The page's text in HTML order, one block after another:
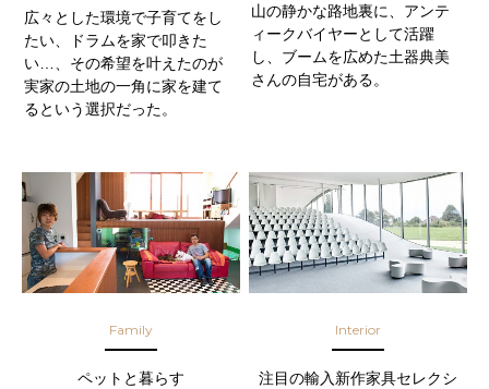
広々とした環境で子育てをし
たい、ドラムを家で叩きた
い…、その希望を叶えたのが
実家の土地の一角に家を建て
るという選択だった。
山の静かな路地裏に、アンテ
ィークバイヤーとして活躍
し、ブームを広めた土器典美
さんの自宅がある。
Family
ペットと暮らす
Interior
注目の輸入新作家具セレクシ